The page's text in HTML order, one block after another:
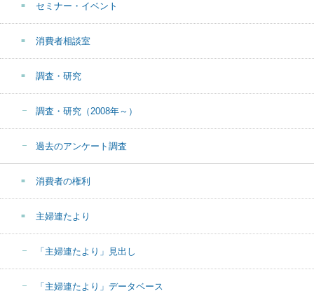
セミナー・イベント
消費者相談室
調査・研究
調査・研究（2008年～）
過去のアンケート調査
消費者の権利
主婦連たより
「主婦連たより」見出し
「主婦連たより」データベース